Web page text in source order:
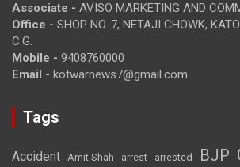
Associate - AVISO MARKETING AND
Office - SHOP NO. 7, NETAJI CHOWK,
C.G.
Mobile - 9408760000
Email - kotwarnews7@gmail.com
Tags
Accident Amit Shah arrest arrested BJP